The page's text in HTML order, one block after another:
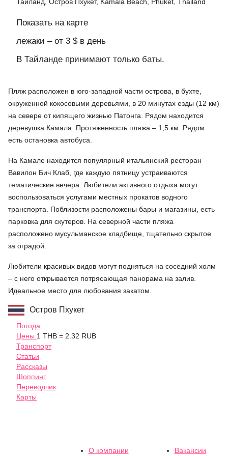
Показать на карте
лежаки – от 3 $ в день
В Тайланде принимают только баты.
Пляж расположен в юго-западной части острова, в бухте,
окруженной кокосовыми деревьями, в 20 минутах езды (12 км)
на севере от кипящего жизнью Патонга. Рядом находится
деревушка Камала. Протяженность пляжа – 1,5 км. Рядом
есть остановка автобуса.
На Камале находится популярный итальянский ресторан
Вавилон Бич Клаб, где каждую пятницу устраиваются
тематические вечера. Любители активного отдыха могут
воспользоваться услугами местных прокатов водного
транспорта. Поблизости расположены бары и магазины, есть
парковка для скутеров. На северной части пляжа
расположено мусульманское кладбище, тщательно скрытое
за оградой.
Любители красивых видов могут подняться на соседний холм
– с него открывается потрясающая панорама на залив.
Идеальное место для любования закатом.
Остров Пхукет
Погода
Цены 1 THB = 2.32 RUB
Транспорт
Статьи
Рассказы
Шоппинг
Переводчик
Карты
О компании Вакансии